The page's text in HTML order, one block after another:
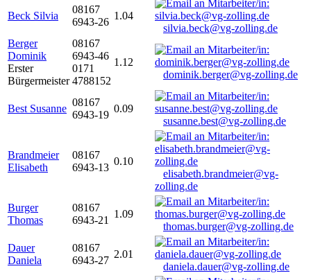
Beck Silvia
08167
6943-26
1.04
silvia.beck@vg-zolling.de
Berger
Dominik
Erster
Bürgermeister
08167
6943-46
0171
4788152
1.12
dominik.berger@vg-zolling.de
Best Susanne
08167
6943-19
0.09
susanne.best@vg-zolling.de
Brandmeier
Elisabeth
08167
6943-13
0.10
elisabeth.brandmeier@vg-
zolling.de
Burger
Thomas
08167
6943-21
1.09
thomas.burger@vg-zolling.de
Dauer
Daniela
08167
6943-27
2.01
daniela.dauer@vg-zolling.de